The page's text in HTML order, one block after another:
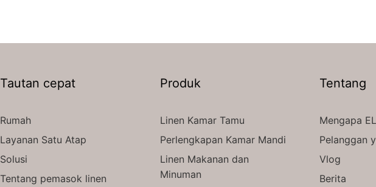
Tautan cepat
Rumah
Layanan Satu Atap
Solusi
Tentang pemasok linen
Produk
Linen Kamar Tamu
Perlengkapan Kamar Mandi
Linen Makanan dan
Minuman
Tentang
Mengapa
Pelanggan
Vlog
Berita